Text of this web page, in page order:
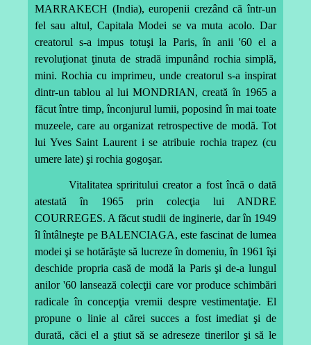
MARRAKECH (India), europenii crezând că într-un
fel sau altul, Capitala Modei se va muta acolo. Dar
creatorul s-a impus totuşi la Paris, în anii '60 el a
revoluţionat ţinuta de stradă impunând rochia simplă,
mini. Rochia cu imprimeu, unde creatorul s-a inspirat
dintr-un tablou al lui MONDRIAN, creată în 1965 a
făcut între timp, înconjurul lumii, poposind în mai toate
muzeele, care au organizat retrospective de modă. Tot
lui Yves Saint Laurent i se atribuie rochia trapez (cu
umere late) şi rochia gogoşar.
Vitalitatea spriritului creator a fost încă o dată
atestată în 1965 prin colecţia lui ANDRE
COURREGES. A făcut studii de inginerie, dar în 1949
îl întâlneşte pe BALENCIAGA, este fascinat de lumea
modei şi se hotărăşte să lucreze în domeniu, în 1961 îşi
deschide propria casă de modă la Paris şi de-a lungul
anilor '60 lansează colecţii care vor produce schimbări
radicale în concepţia vremii despre vestimentaţie. El
propune o linie al cărei succes a fost imediat şi de
durată, căci el a ştiut să se adreseze tinerilor şi să le